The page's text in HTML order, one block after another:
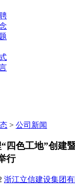
> 公司新闻
四色工地”创建
行
浙江立信建设集团有